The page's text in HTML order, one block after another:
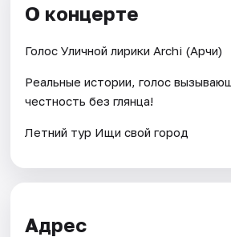
О концерте
Голос Уличной лирики Archi (Арчи)
Реальные истории, голос
честность без глянца!
Летний тур Ищи свой город
Адрес